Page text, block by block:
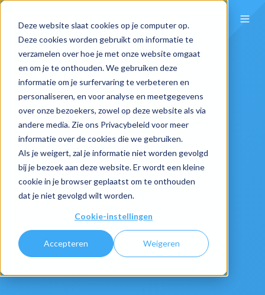
Deze website slaat cookies op je computer op.
Deze cookies worden gebruikt om informatie te
verzamelen over hoe je met onze website omgaat
en om je te onthouden. We gebruiken deze
informatie om je surfervaring te verbeteren en
personaliseren, en voor analyse en meetgegevens
over onze bezoekers, zowel op deze website als via
andere media. Zie ons Privacybeleid voor meer
informatie over de cookies die we gebruiken.
Als je weigert, zal je informatie niet worden gevolgd
bij je bezoek aan deze website. Er wordt een kleine
cookie in je browser geplaatst om te onthouden
dat je niet gevolgd wilt worden.
Cookie-instellingen
Accepteren Weigeren